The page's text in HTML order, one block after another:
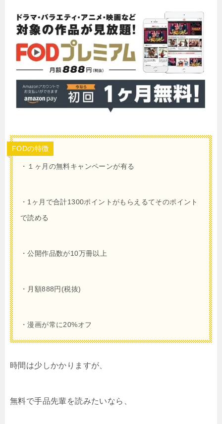
FODの特徴
・１ヶ月 の無料キャンペーンが有る
・ 1 ヶ月で合計1300ポイントがもらえるてそのポイント
で読める
・公開作品数が10万冊以上
・月額888円(税抜)
・漫画が常に20%オフ
時間は少しかかりますが、
無料で手品先輩を読みたいなら、